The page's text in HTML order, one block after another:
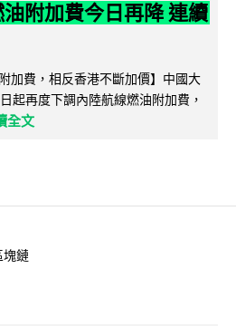
附加費今日再降 連續
加費，相反香港不斷加價】中國大
起再度下調內陸航線燃油附加費，
全文
塊鏈